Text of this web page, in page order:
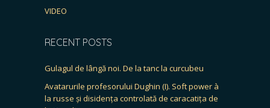
VIDEO
RECENT POSTS
Gulagul de lângă noi. De la tanc la curcubeu
Avatarurile profesorului Dughin (I). Soft power à
la russe și disidența controlată de caracatița de